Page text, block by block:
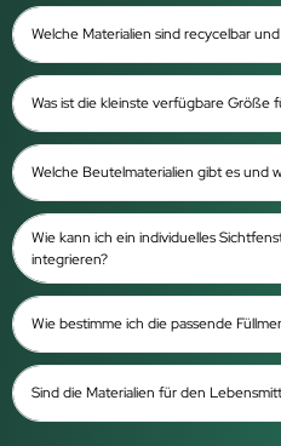
Welche Materialien sind recycelbar
Was ist die kleinste verfügbare Größe
Welche Beutelmaterialien gibt es und
Wie kann ich ein individuelles
integrieren?
Wie bestimme ich die passende
Sind die Materialien für den